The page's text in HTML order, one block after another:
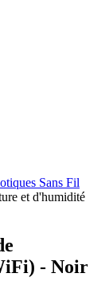
Sans Fil
et d'humidité
- Noir